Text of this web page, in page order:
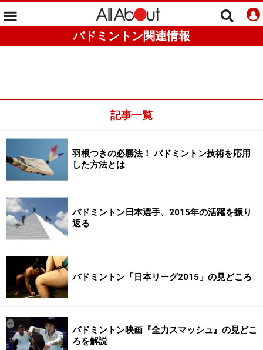
バドミントン関連情報
記事一覧
羽根つきの必勝法！ バドミントン技術を応用
した方法とは
バドミントン日本選手、2015年の活躍を振り
返る
バドミントン「日本リーグ2015」の見どころ
バドミントン映画『全力スマッシュ』の見どこ
ろを解説